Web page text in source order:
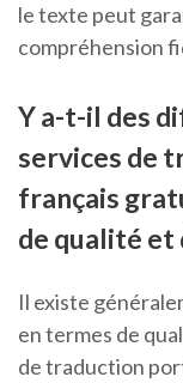
le texte peut
compréhension
Y a-t-il des
services de
français
de qualité et
Il existe
en termes de
de traduction